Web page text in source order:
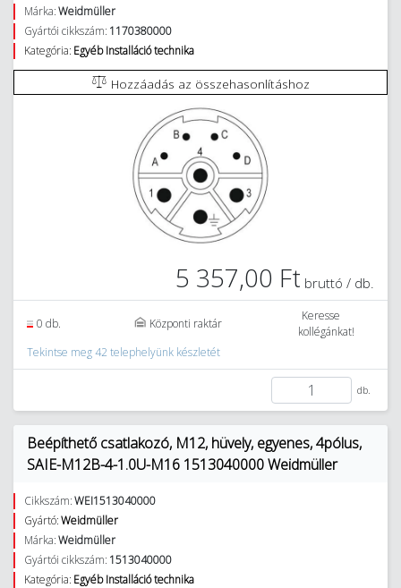
Márka:Weidmüller
Gyártói cikkszám: 1170380000
Kategória: Egyéb Installáció technika
Hozzáadás az összehasonlításhoz
5 357,00 Ft bruttó / db.
0 db. Központi raktár
Keresse
kollégánkat!
Tekintse meg 42 telephelyünk készletét
db.
Beépíthető csatlakozó, M12, hüvely, egyenes, 4pólus,
SAIE-M12B-4-1.0U-M16 1513040000 Weidmüller
Cikkszám:WEI1513040000
Gyártó:Weidmüller
Márka:Weidmüller
Gyártói cikkszám: 1513040000
Kategória: Egyéb Installáció technika